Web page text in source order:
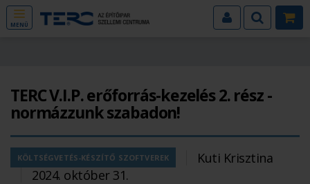
MENÜ
TERC V.I.P. erőforrás-kezelés 2. rész -
normázzunk szabadon!
KÖLTSÉGVETÉS-KÉSZÍTŐ SZOFTVEREK
Kuti Krisztina
2024. október 31.